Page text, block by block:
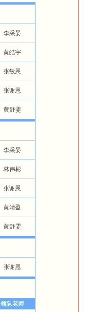
李采晏
黄皓宇
张敏恩
张谢恩
黄舒雯
李采晏
林伟彬
张谢恩
黄靖盈
黄舒雯
张谢恩
领队老师